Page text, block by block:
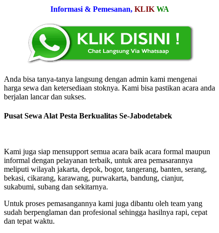
Informasi & Pemesanan, KLIK WA
Anda bisa tanya-tanya langsung dengan admin kami mengenai
harga sewa dan ketersediaan stoknya. Kami bisa pastikan acara anda
berjalan lancar dan sukses.
Pusat Sewa Alat Pesta Berkualitas Se-Jabodetabek
Kami juga siap mensupport semua acara baik acara formal maupun
informal dengan pelayanan terbaik, untuk area pemasarannya
meliputi wilayah jakarta, depok, bogor, tangerang, banten, serang,
bekasi, cikarang, karawang, purwakarta, bandung, cianjur,
sukabumi, subang dan sekitarnya.
Untuk proses pemasangannya kami juga dibantu oleh team yang
sudah berpenglaman dan profesional sehingga hasilnya rapi, cepat
dan tepat waktu.